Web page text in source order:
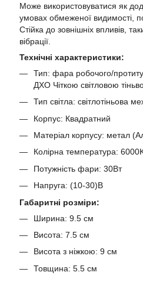
Може використовуватися як
умовах обмеженої видимості,
Стійка до зовнішніх впливів,
вібрації.
Технічні характеристики:
Тип: фара робочого/
ДХО Чіткою світловою
Тип світла: світлотіньова
Корпус: Квадратний
Матеріал корпусу: метал
Колірна температура:
Потужність фари: 30Вт
Напруга: (10-30)В
Габаритні розміри:
Ширина: 9.5 см
Висота: 7.5 см
Висота з ніжкою: 9 см
Товщина: 5.5 см